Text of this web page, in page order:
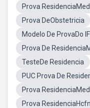
Prova
Prova DeObstetricia
Modelo De ProvaDo
Prova De
TesteDe Residencia
PUC Prova De
Prova
Prova